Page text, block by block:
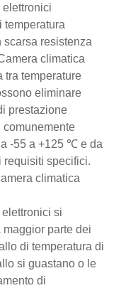
temperatura
resistenza
climatica
tra temperature
eliminare
prestazione
-55 a +125 ℃ e da
requisiti specifici.
climatica
si
parte dei
di temperatura di
si guastano o le
di